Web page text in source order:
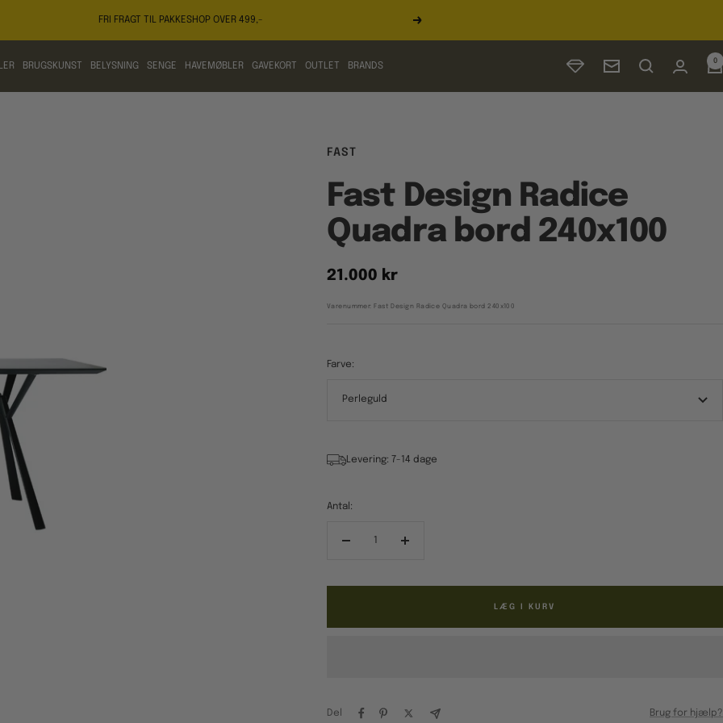
FRI FRAGT TIL PAKKESHOP OVER 499,- Næste
BRUGSKUNST BELYSNING SENGE HAVEMØBLER GAVEKORT OUTLET BRANDS Nyhedsbrev
0
FAST
Fast Design Radice
Quadra bord 240x100
Tilbudspris
21.000 kr
Varenummer: Fast Design Radice Quadra bord 240x100
Farve:
Perleguld
Levering: 7-14 dage
Antal:
Forøg
LÆG I KURV
Del Brug for hjælp?